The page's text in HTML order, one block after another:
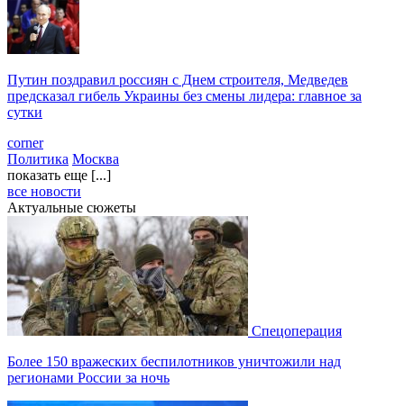
Путин поздравил россиян с Днем строителя, Медведев
предсказал гибель Украины без смены лидера: главное за
сутки
corner
Политика Москва
показать еще [...]
все новости
Актуальные сюжеты
Спецоперация
Более 150 вражеских беспилотников уничтожили над
регионами России за ночь